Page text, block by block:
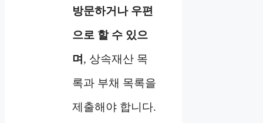
방문하거나 우편
으로 할 수 있으
며 , 상속재산 목
록과 부채 목록을
제출해야 합니다.